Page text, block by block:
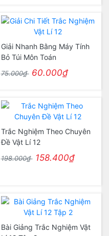
Giải Nhanh Bằng Máy Tính
Bỏ Túi Môn Toán
75.000₫ 60.000₫
Trắc Nghiệm Theo Chuyên
Đề Vật Lí 12
198.000₫ 158.400₫
Bài Giảng Trắc Nghiệm Vật